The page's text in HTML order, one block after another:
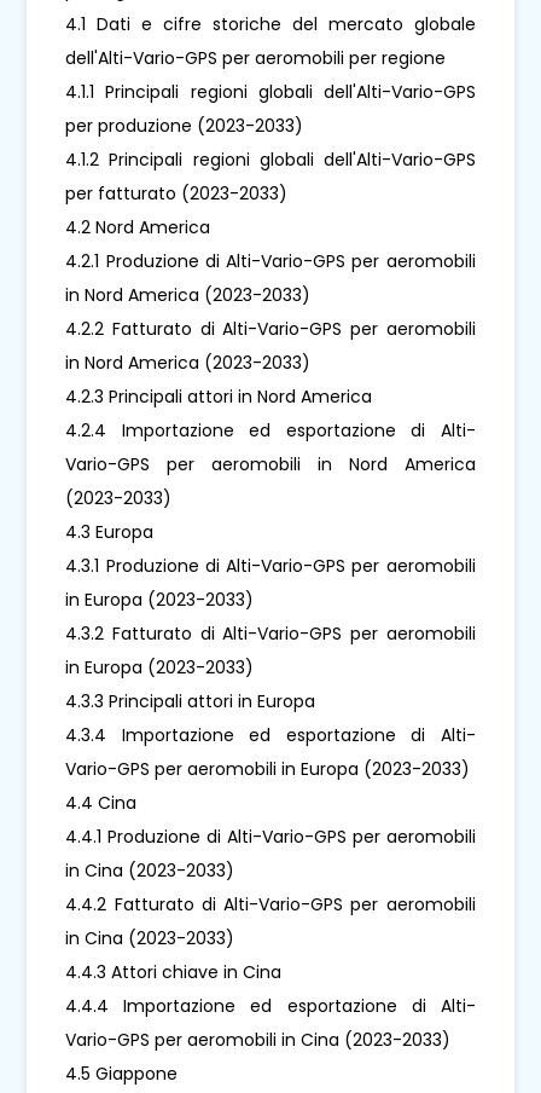
4.1 Dati e cifre storiche del mercato globale
dell'Alti-Vario-GPS per aeromobili per regione
4.1.1 Principali regioni globali dell'Alti-Vario-GPS
per produzione (2023-2033)
4.1.2 Principali regioni globali dell'Alti-Vario-GPS
per fatturato (2023-2033)
4.2 Nord America
4.2.1 Produzione di Alti-Vario-GPS per aeromobili
in Nord America (2023-2033)
4.2.2 Fatturato di Alti-Vario-GPS per aeromobili
in Nord America (2023-2033)
4.2.3 Principali attori in Nord America
4.2.4 Importazione ed esportazione di Alti-
Vario-GPS per aeromobili in Nord America
(2023-2033)
4.3 Europa
4.3.1 Produzione di Alti-Vario-GPS per aeromobili
in Europa (2023-2033)
4.3.2 Fatturato di Alti-Vario-GPS per aeromobili
in Europa (2023-2033)
4.3.3 Principali attori in Europa
4.3.4 Importazione ed esportazione di Alti-
Vario-GPS per aeromobili in Europa (2023-2033)
4.4 Cina
4.4.1 Produzione di Alti-Vario-GPS per aeromobili
in Cina (2023-2033)
4.4.2 Fatturato di Alti-Vario-GPS per aeromobili
in Cina (2023-2033)
4.4.3 Attori chiave in Cina
4.4.4 Importazione ed esportazione di Alti-
Vario-GPS per aeromobili in Cina (2023-2033)
4.5 Giappone